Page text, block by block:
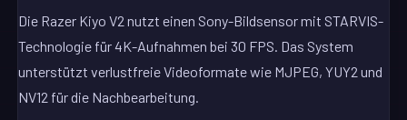
Die Razer Kiyo V2 nutzt einen Sony-Bildsensor mit STARVIS-
Technologie für 4K-Aufnahmen bei 30 FPS. Das System
unterstützt verlustfreie Videoformate wie MJPEG, YUY2 und
NV12 für die Nachbearbeitung.